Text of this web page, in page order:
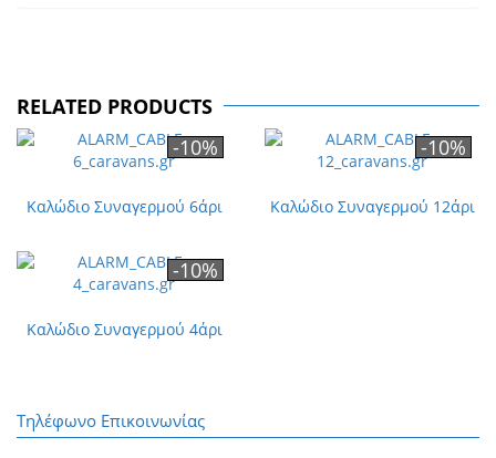
RELATED PRODUCTS
-10%
Καλώδιο Συναγερμού 12άρι
-10%
Καλώδιο Συναγερμού 6άρι
-10%
Καλώδιο Συναγερμού 4άρι
Τηλέφωνο Επικοινωνίας